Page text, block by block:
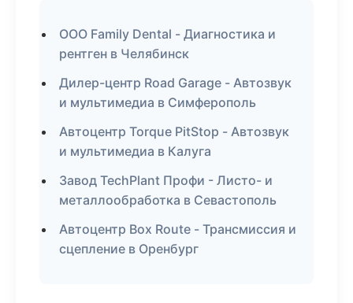
ООО Family Dental - Диагностика и
рентген в Челябинск
Дилер-центр Road Garage - Автозвук
и мультимедиа в Симферополь
Автоцентр Torque PitStop - Автозвук
и мультимедиа в Калуга
Завод TechPlant Профи - Листо- и
металлообработка в Севастополь
Автоцентр Box Route - Трансмиссия и
сцепление в Оренбург